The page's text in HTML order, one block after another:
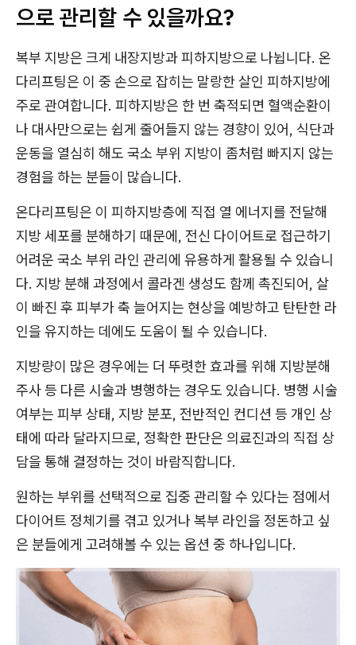
으로 관리할 수 있을까요?
복부 지방은 크게 내장지방과 피하지방으로 나뉩니다. 온
다리프팅은 이 중 손으로 잡히는 말랑한 살인 피하지방에
주로 관여합니다. 피하지방은 한 번 축적되면 혈액순환이
나 대사만으로는 쉽게 줄어들지 않는 경향이 있어, 식단과
운동을 열심히 해도 국소 부위 지방이 좀처럼 빠지지 않는
경험을 하는 분들이 많습니다.
온다리프팅은 이 피하지방층에 직접 열 에너지를 전달해
지방 세포를 분해하기 때문에, 전신 다이어트로 접근하기
어려운 국소 부위 라인 관리에 유용하게 활용될 수 있습니
다. 지방 분해 과정에서 콜라겐 생성도 함께 촉진되어, 살
이 빠진 후 피부가 축 늘어지는 현상을 예방하고 탄탄한 라
인을 유지하는 데에도 도움이 될 수 있습니다.
지방량이 많은 경우에는 더 뚜렷한 효과를 위해 지방분해
주사 등 다른 시술과 병행하는 경우도 있습니다. 병행 시술
여부는 피부 상태, 지방 분포, 전반적인 컨디션 등 개인 상
태에 따라 달라지므로, 정확한 판단은 의료진과의 직접 상
담을 통해 결정하는 것이 바람직합니다.
원하는 부위를 선택적으로 집중 관리할 수 있다는 점에서
다이어트 정체기를 겪고 있거나 복부 라인을 정돈하고 싶
은 분들에게 고려해볼 수 있는 옵션 중 하나입니다.